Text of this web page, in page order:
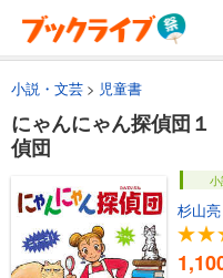
小説・文芸 児童書
にゃんにゃん探偵団
偵団
小
杉山亮